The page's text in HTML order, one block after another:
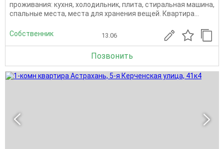
проживания: кухня, холодильник, плита, стиральная машина,
спальные места, места для хранения вещей. Квартира...
Собственник 13.06
Позвонить